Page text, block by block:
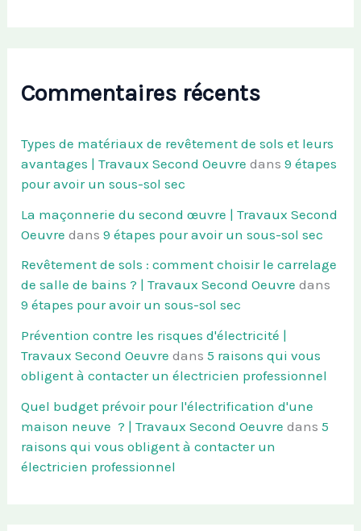
Commentaires récents
Types de matériaux de revêtement de sols et leurs
avantages | Travaux Second Oeuvre dans9 étapes
pour avoir un sous-sol sec
La maçonnerie du second œuvre | Travaux Second
Oeuvre dans9 étapes pour avoir un sous-sol sec
Revêtement de sols : comment choisir le carrelage
de salle de bains ? | Travaux Second Oeuvre dans
9 étapes pour avoir un sous-sol sec
Prévention contre les risques d'électricité |
Travaux Second Oeuvre dans5 raisons qui vous
obligent à contacter un électricien professionnel
Quel budget prévoir pour l'électrification d'une
maison neuve ? | Travaux Second Oeuvre dans5
raisons qui vous obligent à contacter un
électricien professionnel